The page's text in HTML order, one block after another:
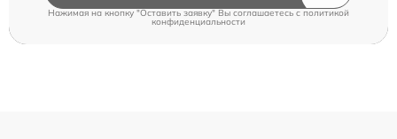
Нажимая на кнопку "Оставить заявку" Вы соглашаетесь c политикой
конфиденциальности